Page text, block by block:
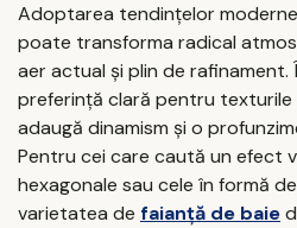
Adoptarea tendințelor
poate transforma radical
aer actual și plin de
preferință clară pentru texturile
adaugă dinamism și o
Pentru cei care caută un efect
hexagonale sau cele în formă
varietatea de faianță de baie